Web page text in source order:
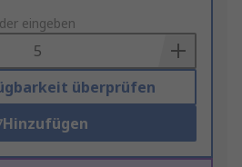
eingeben
überprüfen
Hinzufügen